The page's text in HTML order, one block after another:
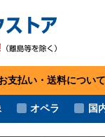
支払い・送料について
オペラ 国